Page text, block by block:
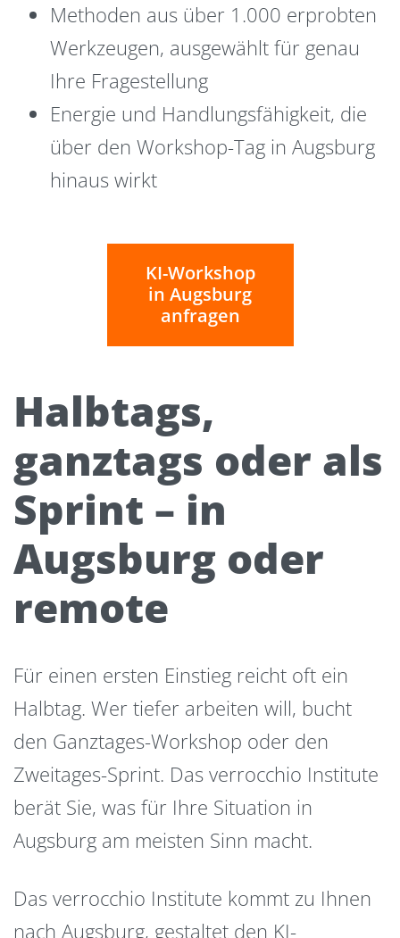
Methoden aus über 1.000 erprobten
Werkzeugen, ausgewählt für genau
Ihre Fragestellung
Energie und Handlungsfähigkeit, die
über den Workshop-Tag in Augsburg
hinaus wirkt
KI-Workshop
in Augsburg
anfragen
Halbtags,
ganztags oder als
Sprint – in
Augsburg oder
remote
Für einen ersten Einstieg reicht oft ein
Halbtag. Wer tiefer arbeiten will, bucht
den Ganztages-Workshop oder den
Zweitages-Sprint. Das verrocchio Institute
berät Sie, was für Ihre Situation in
Augsburg am meisten Sinn macht.
Das verrocchio Institute kommt zu Ihnen
nach Augsburg, gestaltet den KI-